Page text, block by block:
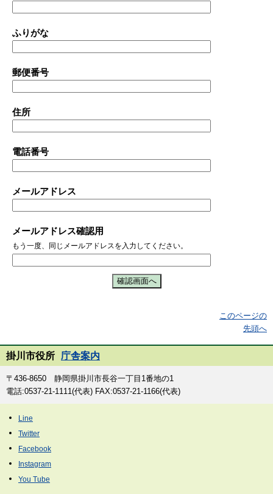
ふりがな
郵便番号
住所
電話番号
メールアドレス
メールアドレス確認用
もう一度、同じメールアドレスを入力してください。
このページの
先頭へ
掛川市役所 庁舎案内
〒436-8650 静岡県掛川市長谷一丁目1番地の1
電話:0537-21-1111(代表) FAX:0537-21-1166(代表)